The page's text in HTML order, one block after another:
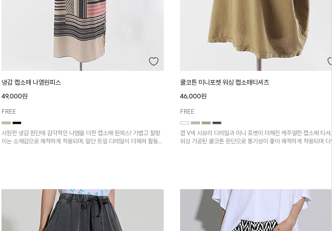
냉감 캡소매 나염원피스
49,000원
FREE
시원한 냉감 원단에 감각적인 나염을 더한 캡소매 원피스! 가볍고 찰랑
이는 소재감으로 쾌적하게 착용되며, 밑단 트임 디테일이 더해져 활동성
쿨코튼 미니포켓 워싱 캡소매티셔츠
46,000원
FREE
겹 V넥 시보리 디테일과 미니 포켓이 더해진 캐주얼한 캡소매 티셔
워싱 가공된 쿨코튼 원단으로 통기성이 좋아 쾌적하게 착용되며 다